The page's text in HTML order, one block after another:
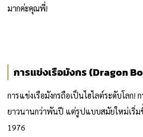
มากค่ะคุณพี่!
การแข่งเรือมังกร (Dragon
การแข่งเรือมังกรถือเป็นไฮไลต์ระดับโลก!
ยาวนานกว่าพันปี แต่รูปแบบสมัยใหม่เริ่ม
1976